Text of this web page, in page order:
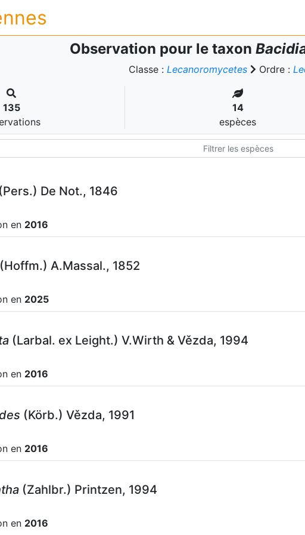
Observation pour le taxon
Classe : Lecanoromycetes Ordre :
135
14
espèces
(Pers.) De Not., 1846
en 2016
(Hoffm.) A.Massal., 1852
en 2025
(Larbal. ex Leight.) V.Wirth & Vězda, 1994
en 2016
(Körb.) Vězda, 1991
en 2016
(Zahlbr.) Printzen, 1994
en 2016